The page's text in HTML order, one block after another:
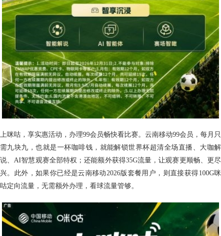
上咪咕，享实惠活动，办理99会员畅快看比赛。云南移动99会员，每月只
需九块九，也就是一杯咖啡钱，就能解锁世界杯超清全场直播、大咖解
说、AI智慧观赛全部特权；还能额外获得35G流量，让观赛更顺畅、更尽
兴。此外，如果你已经是云南移动2026版套餐用户，则直接获得100G咪
咕定向流量，无需额外办理，看球流量管够。